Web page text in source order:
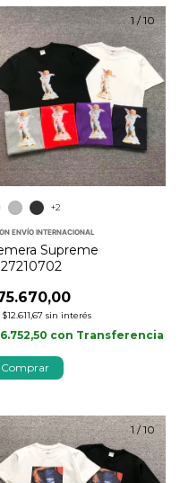
1 /10
ENVÍO INTERNACIONAL
Supreme
$12.611,67 sin interés
con Transferencia
+2
Comprar
1/10